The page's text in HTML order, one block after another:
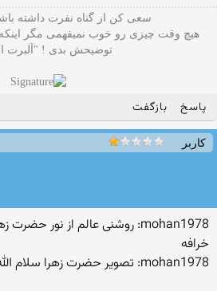
سعی کن از گناه نفرت داشته
هیچ وقت چیزی رو خوب نمیفهمی مگر اینکه
توضیحش بدی ! "آلبرت
پاسخ بازگفت
کاربر
mohan1978: روشنى عالم از نور حضرت زهرا سلام الله علیها
خرافه
mohan1978: تصویر حضرت زهرا سلام الله علیها در بهشت